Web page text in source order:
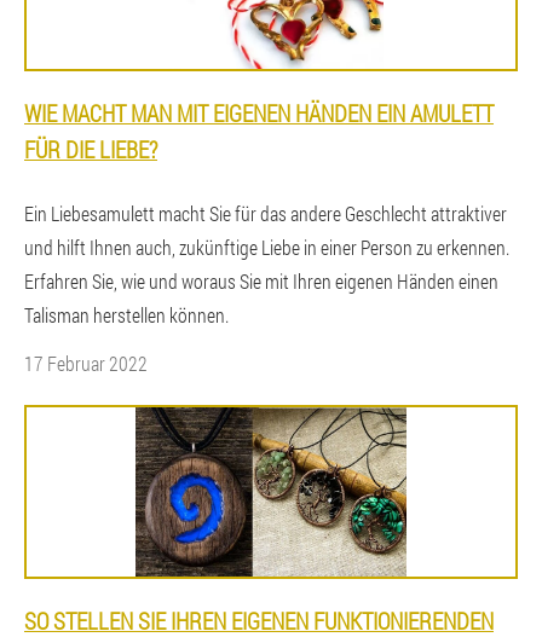
WIE MACHT MAN MIT EIGENEN HÄNDEN EIN AMULETT
FÜR DIE LIEBE?
Ein Liebesamulett macht Sie für das andere Geschlecht attraktiver
und hilft Ihnen auch, zukünftige Liebe in einer Person zu erkennen.
Erfahren Sie, wie und woraus Sie mit Ihren eigenen Händen einen
Talisman herstellen können.
17 Februar 2022
SO STELLEN SIE IHREN EIGENEN FUNKTIONIERENDEN